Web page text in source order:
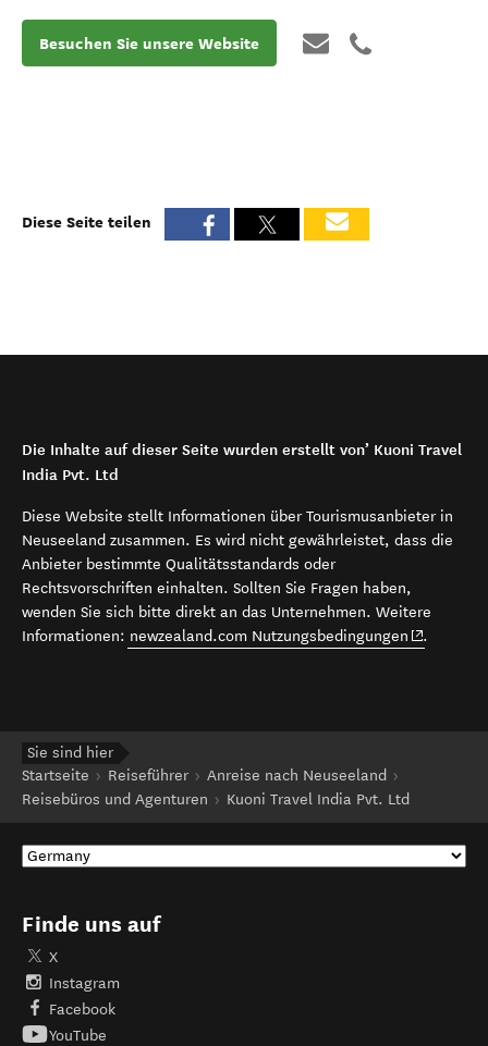
Besuchen Sie unsere Website
Diese Seite teilen
Die Inhalte auf dieser Seite wurden erstellt von’ Kuoni Travel
India Pvt. Ltd
Diese Website stellt Informationen über Tourismusanbieter in
Neuseeland zusammen. Es wird nicht gewährleistet, dass die
Anbieter bestimmte Qualitätsstandards oder
Rechtsvorschriften einhalten. Sollten Sie Fragen haben,
wenden Sie sich bitte direkt an das Unternehmen. Weitere
Informationen: newzealand.com Nutzungsbedingungen (opens in
.
Sie sind hier
Startseite
Reiseführer
Anreise nach Neuseeland
Reisebüros und Agenturen
Kuoni Travel India Pvt. Ltd
Finde uns auf
X
Instagram
Facebook
YouTube